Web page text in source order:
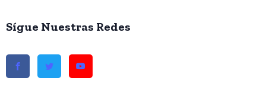
Sígue Nuestras Redes